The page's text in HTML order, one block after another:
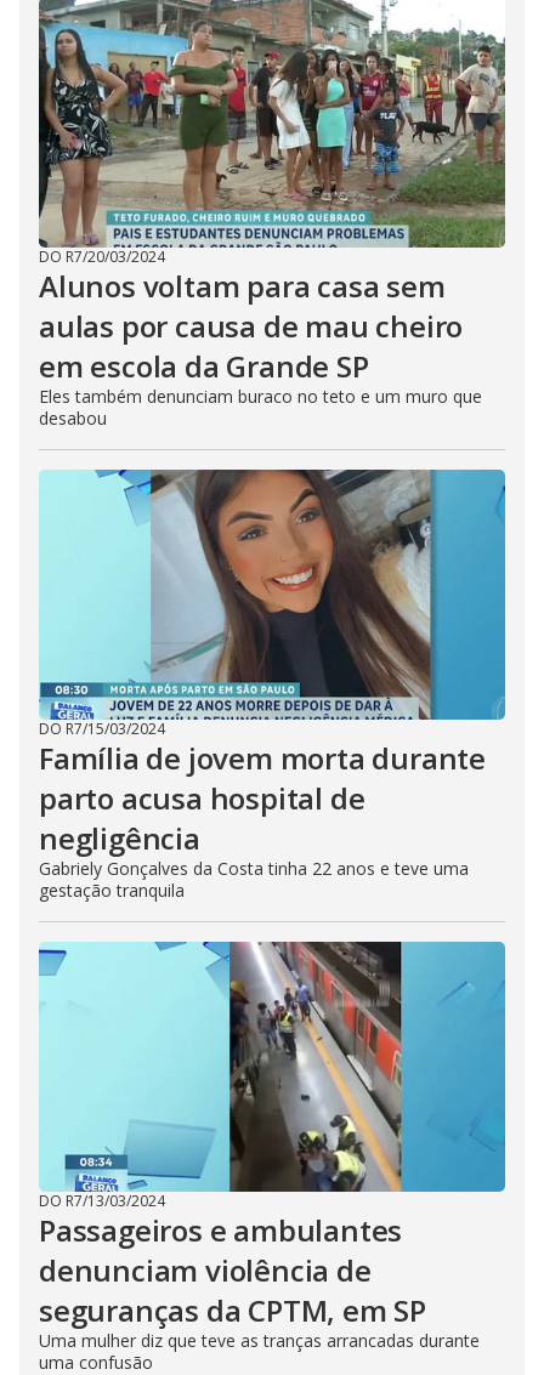
DO R7/20/03/2024
Alunos voltam para casa sem
aulas por causa de mau cheiro
em escola da Grande SP
Eles também denunciam buraco no teto e um muro que
desabou
DO R7/15/03/2024
Família de jovem morta durante
parto acusa hospital de
negligência
Gabriely Gonçalves da Costa tinha 22 anos e teve uma
gestação tranquila
DO R7/13/03/2024
Passageiros e ambulantes
denunciam violência de
seguranças da CPTM, em SP
Uma mulher diz que teve as tranças arrancadas durante
uma confusão